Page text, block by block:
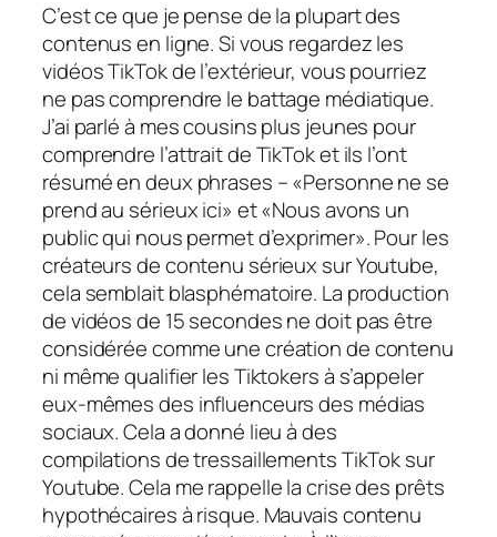
C’est ce que je pense de la plupart des
contenus en ligne. Si vous regardez les
vidéos TikTok de l’extérieur, vous pourriez
ne pas comprendre le battage médiatique.
J’ai parlé à mes cousins ​​plus jeunes pour
comprendre l’attrait de TikTok et ils l’ont
résumé en deux phrases – «Personne ne se
prend au sérieux ici» et «Nous avons un
public qui nous permet d’exprimer». Pour les
créateurs de contenu sérieux sur Youtube,
cela semblait blasphématoire. La production
de vidéos de 15 secondes ne doit pas être
considérée comme une création de contenu
ni même qualifier les Tiktokers à s’appeler
eux-mêmes des influenceurs des médias
sociaux. Cela a donné lieu à des
compilations de tressaillements TikTok sur
Youtube. Cela me rappelle la crise des prêts
hypothécaires à risque. Mauvais contenu